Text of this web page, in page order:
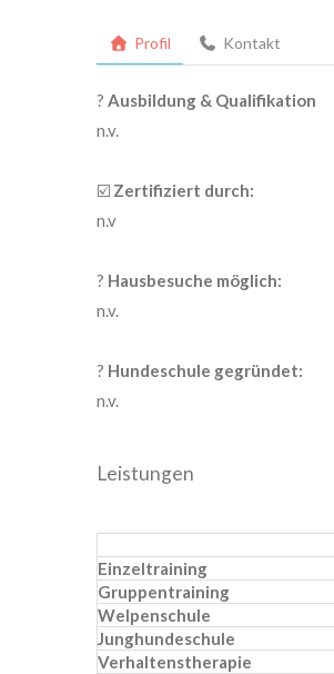
Profil Kontakt
?Ausbildung & Qualifikation
n.v.
☑️ Zertifiziert durch:
n.v
? Hausbesuche möglich:
n.v.
? Hundeschule gegründet:
n.v.
Leistungen
Einzeltraining
Gruppentraining
Welpenschule
Junghundeschule
Verhaltenstherapie